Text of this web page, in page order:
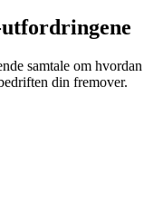
utfordringene
samtale om hvordan
din fremover.